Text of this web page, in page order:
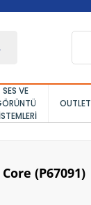
SES VE
OUTLET
(P67091)